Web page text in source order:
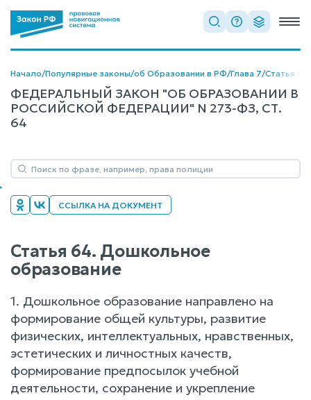
Начало/Популярные законы/об Образовании в РФ/Глава 7/Статья 64
ФЕДЕРАЛЬНЫЙ ЗАКОН "ОБ ОБРАЗОВАНИИ В
РОССИЙСКОЙ ФЕДЕРАЦИИ" N 273-ФЗ, СТ.
64
ССЫЛКА НА ДОКУМЕНТ
Статья 64. Дошкольное
образование
1. Дошкольное образование направлено на
формирование общей культуры, развитие
физических, интеллектуальных, нравственных,
эстетических и личностных качеств,
формирование предпосылок учебной
деятельности, сохранение и укрепление